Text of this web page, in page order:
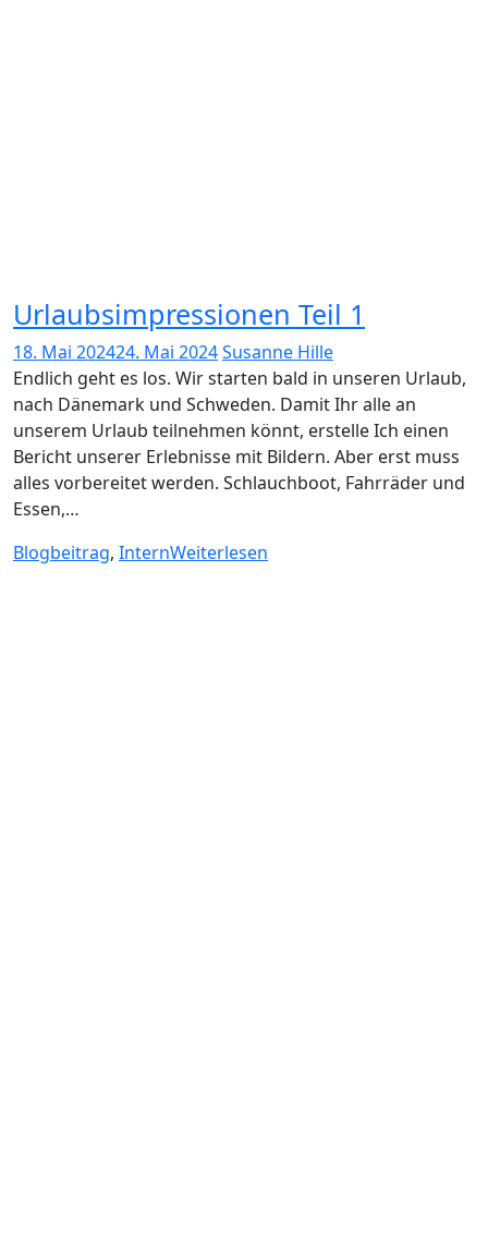
Urlaubsimpressionen Teil 1
18. Mai 202424. Mai 2024Susanne Hille
Endlich geht es los. Wir starten bald in unseren Urlaub,
nach Dänemark und Schweden. Damit Ihr alle an
unserem Urlaub teilnehmen könnt, erstelle Ich einen
Bericht unserer Erlebnisse mit Bildern. Aber erst muss
alles vorbereitet werden. Schlauchboot, Fahrräder und
Essen,…
Blogbeitrag, InternWeiterlesen